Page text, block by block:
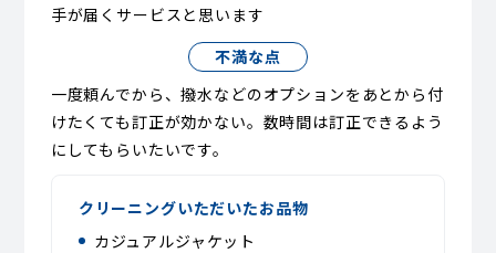
手が届くサービスと思います
不満な点
一度頼んでから、撥水などのオプションをあとから付
けたくても訂正が効かない。数時間は訂正できるよう
にしてもらいたいです。
クリーニングいただいたお品物
カジュアルジャケット